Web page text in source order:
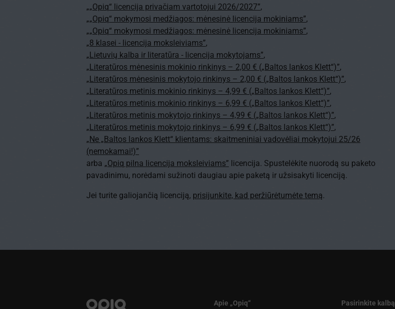
„„Opiq“ licencija privačiam vartotojui 2026/2027”,
„„Opiq“ mokymosi medžiagos: mėnesinė licencija mokiniams”,
„„Opiq“ mokymosi medžiagos: mėnesinė licencija mokiniams”,
„8 klasei - licencija moksleiviams”,
„Lietuvių kalba ir literatūra - licencija mokytojams”,
„Literatūros mėnesinis mokinio rinkinys – 2,00 € („Baltos lankos Klett“)”,
„Literatūros mėnesinis mokytojo rinkinys – 2,00 € („Baltos lankos Klett“)”,
„Literatūros metinis mokinio rinkinys – 4,99 € („Baltos lankos Klett“)”,
„Literatūros metinis mokinio rinkinys – 6,99 € („Baltos lankos Klett“)”,
„Literatūros metinis mokytojo rinkinys – 4,99 € („Baltos lankos Klett“)”,
„Literatūros metinis mokytojo rinkinys – 6,99 € („Baltos lankos Klett“)”,
„Ne „Baltos lankos Klett“ klientams: skaitmeniniai vadovėliai mokytojui 25/26
(nemokamai!)”
arba „Opiq pilna licencija moksleiviams” licencija. Spustelėkite nuorodą su paketo
pavadinimu, norėdami sužinoti daugiau apie paketą ir užsisakyti licenciją.
Jei turite galiojančią licenciją, prisijunkite, kad peržiūrėtumėte temą.
Apie „Opiq“ Pasirinkite kalbą